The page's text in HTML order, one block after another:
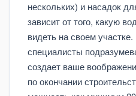
нескольких) и насадок
зависит от того, какую
видеть на своем
специалисты
создает ваше
по окончании